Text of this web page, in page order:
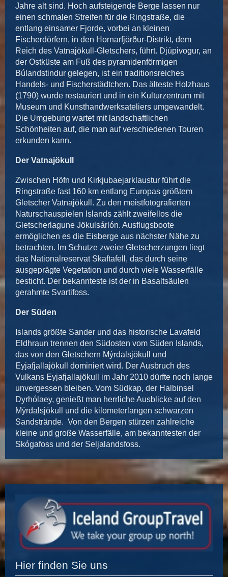
Jahre alt sind. Hoch aufsteigende Berge lassen nur
einen schmalen Streifen für die Ringstraße, die
entlang einsamer Fjorde, vorbei an kleinen
Fischerdörfern, in den Hornarfjörður-Distrikt, dem
Reich des Vatnajökull-Gletschers, führt. Djúpivogur, an
der Ostküste am Fuß des pyramidenförmigen
Búlandstindur gelegen, ist ein traditionsreiches
Handels- und Fischerstädtchen. Das älteste Holzhaus
(1790) wurde restauriert und in ein Kulturzentrum mit
Museum und Kunsthandwerksateliers umgewandelt.
Die Umgebung wartet mit landschaftlichen
Schönheiten auf, die man auf verschiedenen Touren
erkunden kann.
Der Vatnajökull
Zwischen Höfn und Kirkjubaejarklaustur führt die
Ringstraße fast 160 km entlang Europas größtem
Gletscher Vatnajökull. Zu den meistfotografierten
Naturschauspielen Islands zählt zweifellos die
Gletscherlagune Jökulsárlón. Ausflugsboote
ermöglichen es die Eisberge aus nächster Nähe zu
betrachten. Im Schutze zweier Gletscherzungen liegt
das Nationalreservat Skaftafell, das durch seine
ausgeprägte Vegetation und durch viele Wasserfälle
besticht. Der bekannteste ist der in Basaltsäulen
gerahmte Svartifoss.
Der Süden
Islands größte Sander und das historische Lavafeld
Eldhraun trennen den Südosten vom Süden Islands,
das von den Gletschern Mýrdalsjökull und
Eyjafjallajökull dominiert wird. Der Ausbruch des
Vulkans Eyjafjallajökull im Jahr 2010 dürfte noch lange
unvergessen bleiben. Vom Südkap, der Halbinsel
Dyrhólaey, genießt man herrliche Ausblicke auf den
Mýrdalsjökull und die kilometerlangen schwarzen
Sandstrände. Von den Bergen stürzen zahlreiche
kleine und große Wasserfälle, am bekanntesten der
Skógafoss und der Seljalandsfoss.
Hier finden Sie uns